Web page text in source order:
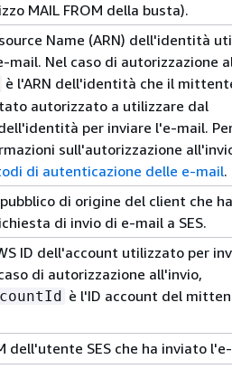
MAIL FROM della busta).
Name (ARN) dell'identità
mail. Nel caso di autorizzazione
è l'ARN dell'identità che il
autorizzato a utilizzare dal
per inviare l'e-mail.
sull'autorizzazione
di autenticazione delle e-mail.
di origine del client che ha
di invio di e-mail a SES.
ID dell'account utilizzato per
di autorizzazione all'invio,
è l'ID account del
dell'utente SES che ha inviato